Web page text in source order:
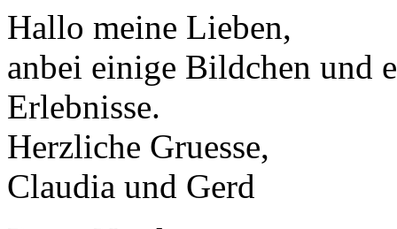
Hallo meine Lieben,
anbei einige Bildchen und
Erlebnisse.
Herzliche Gruesse,
Claudia und Gerd